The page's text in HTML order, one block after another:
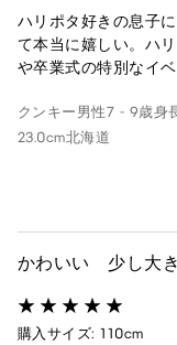
ハリポタ好きの息子
て本当に嬉しい。ハ
や卒業式の特別なイ
クンキー 男性7 - 9歳身
23.0cm北海道
かわいい 少し大
購入サイズ: 110cm